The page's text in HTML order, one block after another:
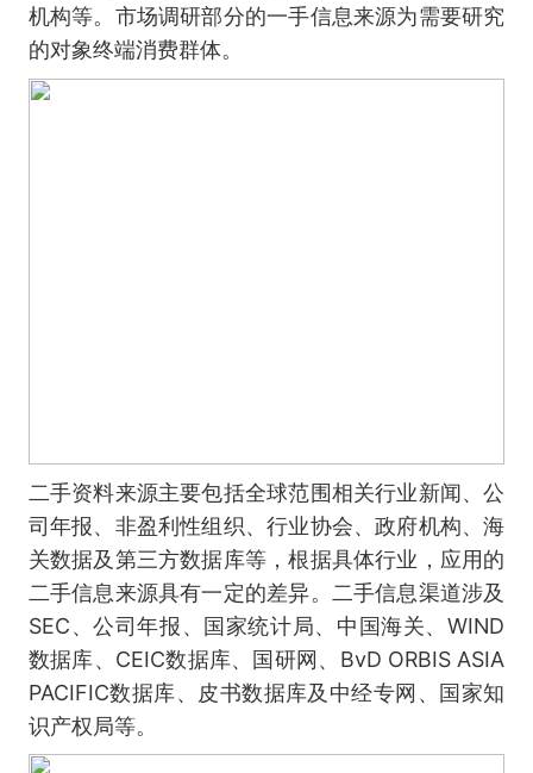
机构等。市场调研部分的一手信息来源为需要研究
的对象终端消费群体。
二手资料来源主要包括全球范围相关行业新闻、公
司年报、非盈利性组织、行业协会、政府机构、海
关数据及第三方数据库等，根据具体行业，应用的
二手信息来源具有一定的差异。二手信息渠道涉及
SEC、公司年报、国家统计局、中国海关、WIND
数据库、CEIC数据库、国研网、BvD ORBIS ASIA
PACIFIC数据库、皮书数据库及中经专网、国家知
识产权局等。